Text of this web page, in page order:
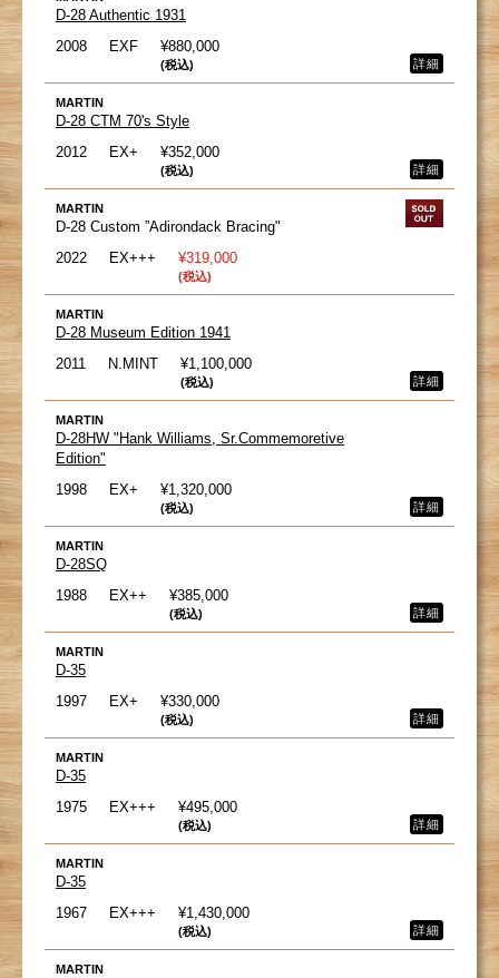
D-28 Authentic 1931
2008
EXF ¥880,000
(税込) 詳細
MARTIN
D-28 CTM 70's Style
2012
EX+ ¥352,000
(税込) 詳細
MARTIN
D-28 Custom ”Adirondack Bracing"
2022
EX+++ ¥319,000
(税込)
MARTIN
D-28 Museum Edition 1941
2011
N.MINT ¥1,100,000
(税込) 詳細
MARTIN
D-28HW "Hank Williams, Sr.Commemoretive
Edition"
1998
EX+ ¥1,320,000
(税込) 詳細
MARTIN
D-28SQ
1988
EX++ ¥385,000
(税込) 詳細
MARTIN
D-35
1997
EX+ ¥330,000
(税込) 詳細
MARTIN
D-35
1975
EX+++ ¥495,000
(税込) 詳細
MARTIN
D-35
1967
EX+++ ¥1,430,000
(税込) 詳細
MARTIN